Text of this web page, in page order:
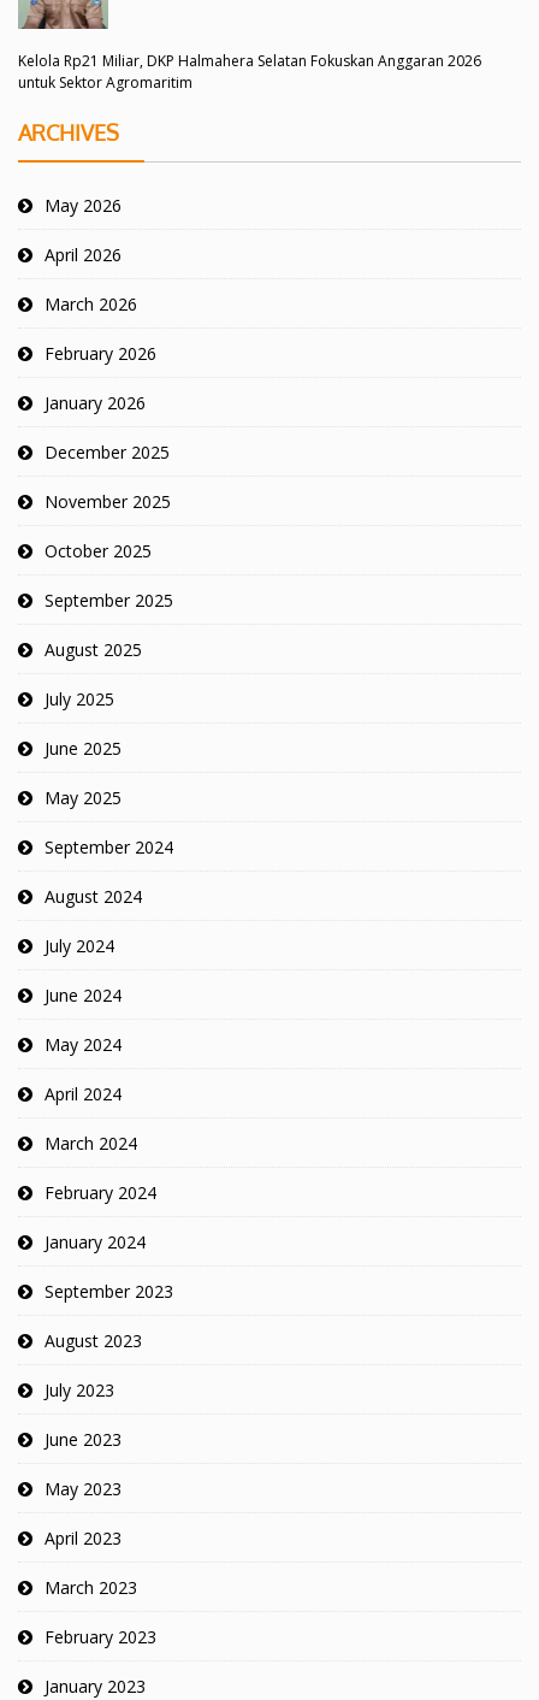
Kelola Rp21 Miliar, DKP Halmahera Selatan Fokuskan Anggaran 2026
untuk Sektor Agromaritim
ARCHIVES
May 2026
April 2026
March 2026
February 2026
January 2026
December 2025
November 2025
October 2025
September 2025
August 2025
July 2025
June 2025
May 2025
September 2024
August 2024
July 2024
June 2024
May 2024
April 2024
March 2024
February 2024
January 2024
September 2023
August 2023
July 2023
June 2023
May 2023
April 2023
March 2023
February 2023
January 2023